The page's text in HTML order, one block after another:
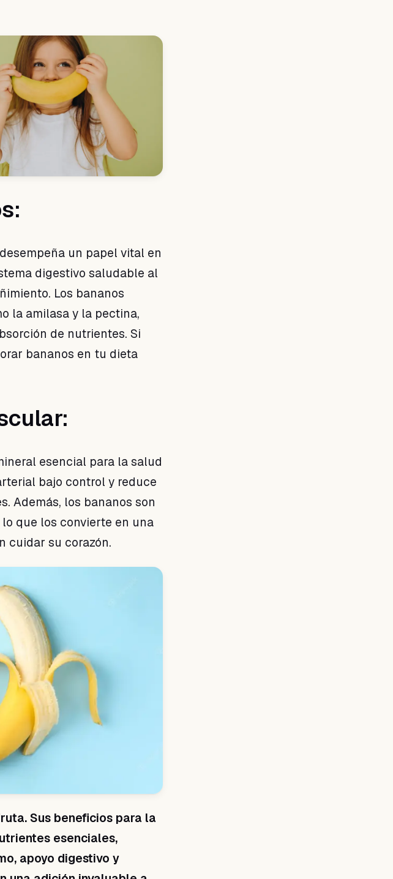
un papel vital en
digestivo saludable al
Los bananos
la amilasa y la pectina,
de nutrientes. Si
bananos en tu dieta
esencial para la salud
bajo control y reduce
Además, los bananos son
que los convierte en una
cuidar su corazón.
Sus beneficios para la
esenciales,
apoyo digestivo y